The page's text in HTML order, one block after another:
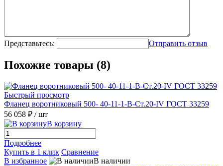
Представьтесь: Отправить отзыв
Похожие товары (8)
Быстрый просмотр
Фланец воротниковый 500- 40-11-1-B-Ст.20-IV ГОСТ 33259
56 058 ₽ / шт
В корзину
Подробнее
Купить в 1 клик Сравнение
В избранное
В наличии